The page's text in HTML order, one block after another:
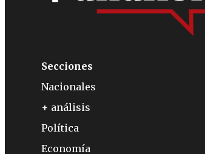
Secciones
Nacionales
+ análisis
Política
Economía